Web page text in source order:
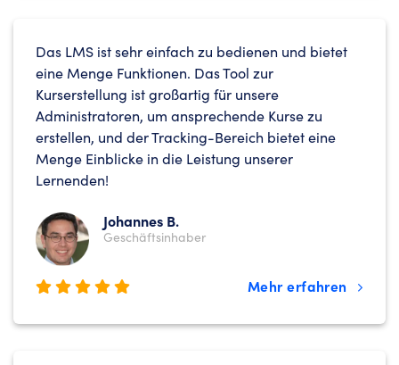
Das LMS ist sehr einfach zu bedienen und bietet
eine Menge Funktionen. Das Tool zur
Kurserstellung ist großartig für unsere
Administratoren, um ansprechende Kurse zu
erstellen, und der Tracking-Bereich bietet eine
Menge Einblicke in die Leistung unserer
Lernenden!
Johannes B.
Geschäftsinhaber
Mehr erfahren